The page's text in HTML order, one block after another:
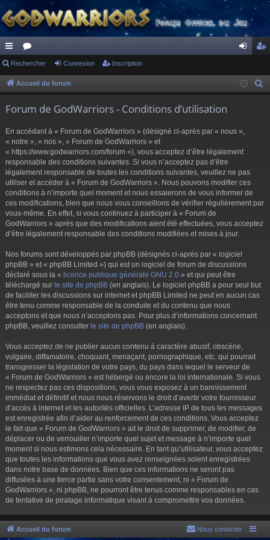
ac
co
s
or
u ne cri
Rechercher Connexion Inscription
Accueil du forum
Forum de GodWarriors - Conditions d’utilisation
En accédant à « Forum de GodWarriors » (désigné ci-après par « nous »,
« notre », « nos », « Forum de GodWarriors » et
« https://www.godwarriors.com/forum »), vous acceptez d’être légalement
responsable des conditions suivantes. Si vous n’acceptez pas d’être
légalement responsable de toutes les conditions suivantes, veuillez ne pas
utiliser et accéder à « Forum de GodWarriors ». Nous pouvons modifier ces
conditions à n’importe quel moment et nous essaierons de vous informer de
ces modifications, bien que nous vous conseillons de vérifier régulièrement par
vous-même. En effet, si vous continuez à participer à « Forum de
GodWarriors » après que des modifications aient été effectuées, vous acceptez
d’être légalement responsable des conditions modifiées et mises à jour.
Nos forums sont développés par phpBB (désignés ci-après par « logiciel
phpBB » et « phpBB Limited ») qui est un logiciel de forum de discussions
déclaré sous la « licence publique générale GNU 2.0 » et qui peut être
téléchargé sur le site de phpBB (en anglais). Le logiciel phpBB a pour seul but
de faciliter les discussions sur internet et phpBB Limited ne peut en aucun cas
être tenu comme responsable de la conduite et du contenu que nous
acceptons et que nous n’acceptons pas. Pour plus d’informations concernant
phpBB, veuillez consulter le site de phpBB (en anglais).
Vous acceptez de ne publier aucun contenu à caractère abusif, obscène,
vulgaire, diffamatoire, choquant, menaçant, pornographique, etc. qui pourrait
transgresser la législation de votre pays, du pays dans lequel le serveur de
« Forum de GodWarriors » est hébergé ou encore la loi internationale. Si vous
ne respectez pas ces dispositions, vous vous exposez à un bannissement
immédiat et définitif et nous nous réservons le droit d’avertir votre fournisseur
d’accès à internet et les autorités officielles. L’adresse IP de tous les messages
est enregistrée afin d’aider au renforcement de ces conditions. Vous acceptez
le fait que « Forum de GodWarriors » ait le droit de supprimer, de modifier, de
déplacer ou de verrouiller n’importe quel sujet et message à n’importe quel
moment si nous estimons cela nécessaire. En tant qu’utilisateur, vous acceptez
que toutes les informations que vous avez renseignées soient enregistrées
dans notre base de données. Bien que ces informations ne seront pas
diffusées à une tierce partie sans votre consentement, ni « Forum de
GodWarriors », ni phpBB, ne pourront être tenus comme responsables en cas
de tentative de piratage informatique visant à compromettre vos données.
Accueil du forum Nous contacter